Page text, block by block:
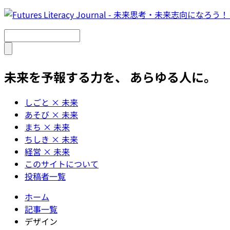
未来を予報する力を、 あらゆる人に。
しごと × 未来
あそび × 未来
まち × 未来
ちしき × 未来
経営 × 未来
このサイトについて
投稿者一覧
ホーム
記事一覧
デザイン